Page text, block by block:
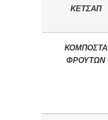
ΚΕΤΣΑΠ
ΚΟΜΠΟΣΤΑ
ΦΡΟΥΤΩΝ